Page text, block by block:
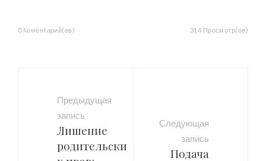
0 Коментарий(ев) 314 Просмотр(ов)
Предыдущая
запись
Лишение
родительски
Следующая
запись
Подача